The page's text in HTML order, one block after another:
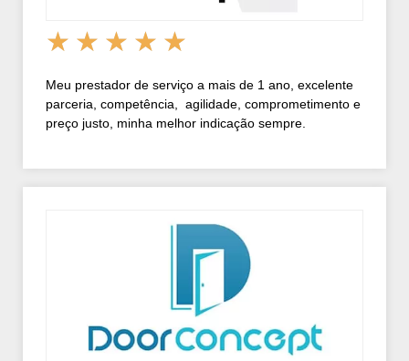
★ ★ ★ ★ ★
Meu prestador de serviço a mais de 1 ano, excelente
parceria, competência, agilidade, comprometimento e
preço justo, minha melhor indicação sempre.